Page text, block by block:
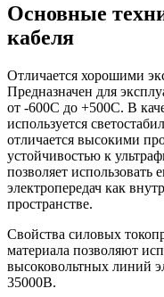
Основные
кабеля
Отличается хорошими
Предназначен для
от -600C до +500C. В
используется
отличается высокими
устойчивостью к
позволяет использовать
электропередач как
пространстве.
Свойства силовых
материала позволяют
высоковольтных линий
35000В.